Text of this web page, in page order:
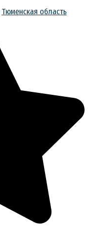
Тюменская область